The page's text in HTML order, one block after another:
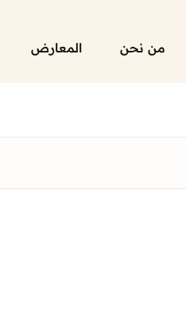
من نحن المعارض
لائحة إصداراتنا